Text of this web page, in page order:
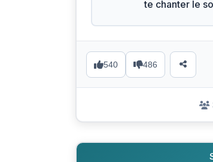
te chanter le
540 486